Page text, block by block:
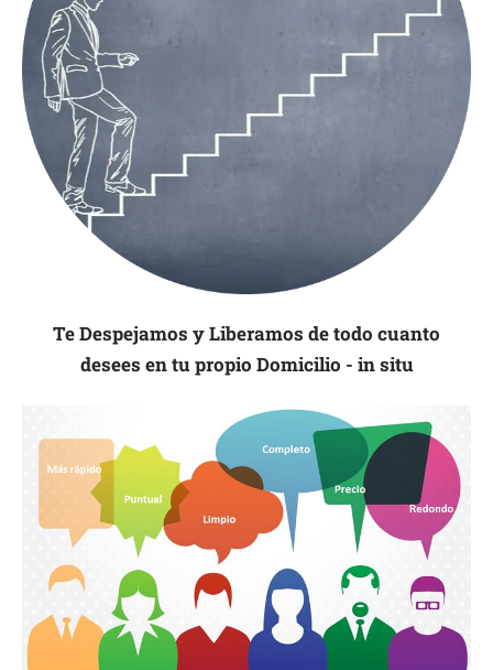
Te Despejamos y Liberamos de todo cuanto
desees en tu propio Domicilio - in situ